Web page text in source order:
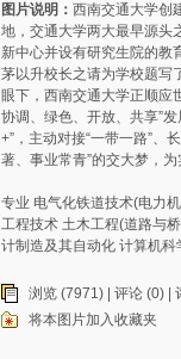
图片说明： 西南交通大学创
地，交通大学两大最早源头
新中心并设有研究生院的
茅以升校长之请为学校题写
眼下，西南交通大学正顺应
协调、绿色、开放、共享”
+”，主动对接“一带一路”、
著、事业常青”的交大梦，
专业 电气化铁道技术(电力
工程技术 土木工程(道路与
计制造及其自动化 计算机科
浏览 (7971) | 评论 (0) |
将本图片加入收藏夹